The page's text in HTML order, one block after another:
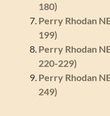
180)
Perry Rhodan
199)
Perry Rhodan
220-229)
Perry Rhodan
249)